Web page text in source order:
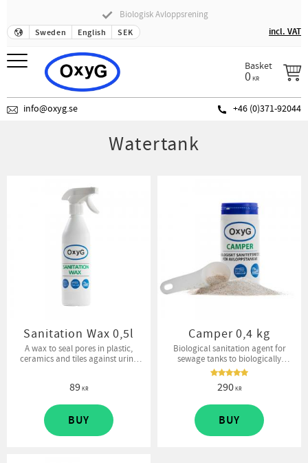
Menu
Biologisk Avloppsrening
Sweden
English SEK incl. VAT
Basket
0KR
info@oxyg.se +46 (0)371-92044
Watertank
Sanitation Wax 0,5l
A wax to seal pores in plastic,
ceramics and tiles against urine
89KR
BUY
Camper 0,4 kg
Biological sanitation agent for
sewage tanks to biologically
control odor and initiate an
aerobic decomposition process.
290KR
BUY